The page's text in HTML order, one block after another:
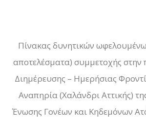
Πίνακας δυνητικών
αποτελέσματα) συμμετοχής στην
Διημέρευσης – Ημερήσιας
Αναπηρία (Χαλάνδρι Αττικής)
Ένωσης Γονέων και Κηδεμόνων